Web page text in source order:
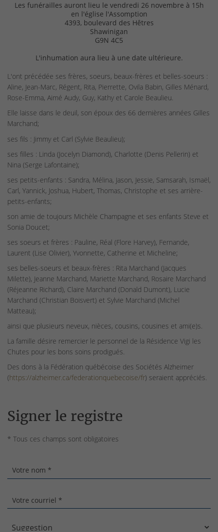
Les funérailles auront lieu le vendredi 26 novembre à 15h
en l'église l'Assomption
4393, boulevard des Hêtres
Shawinigan
G9N 4C5
L'inhumation aura lieu à une date ultérieure.
L'ont précédée ses frères, soeurs, beaux-frères et belles-soeurs :
Aline, Jean-Marc, Régent, Rita, Pierrette, Ovila Babin, Gilles Ménard,
Rose-Emma, Aimé Audy, Guy, Kathy et Carole Beaulieu.
Elle laisse dans le deuil, son époux des 66 dernières années Gilles
Marchand;
ses fils : Jimmy et Carl (Sylvie Beaulieu);
ses filles : Linda (Jocelyn Diamond), Charlotte (Denis Pellerin) et
Nina (Serge Lafontaine);
ses petits-enfants : Sandra, Mélina, Jason, Jessie, Samsarah, Ismaël,
Carl, Yannick, Joshua, Hubert, Thomas, Christophe et ses arrière-
petits-enfants;
son amie de toujours Michèle Champagne et ses enfants Steve et
Sonia Doucet;
ses soeurs et frères : Pauline, Réal (Flore Harvey), Fernande,
Laurent (Lise Olivier), Yvonnette, Catherine et Micheline;
ses belles-soeurs et beaux-frères : Rita Marchand (Jacques
Milette), Jeanne Marchand, Mariette Marchand, Rosaire Marchand
(Réjeanne Richard), Claire Marchand (Donald Dumont), Lucie
Marchand (Christian Boisvert) et Sylvie Marchand (Michel
Matteau);
ainsi que plusieurs neveux, nièces, cousins, cousines et ami(e)s.
La famille désire remercier le personnel de la Résidence Vigi les
Chutes pour les bons soins prodigués.
Des dons à la Fédération québécoise des Sociétés Alzheimer
(https://alzheimer.ca/federationquebecoise/fr) seraient appréciés.
Signer le registre
* Tous ces champs sont obligatoires
Votre nom *
Votre courriel *